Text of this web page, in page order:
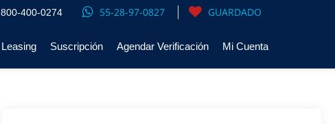
800-400-0274 55-28-97-0827 GUARDADO
Leasing Suscripción Agendar Verificación Mi Cuenta